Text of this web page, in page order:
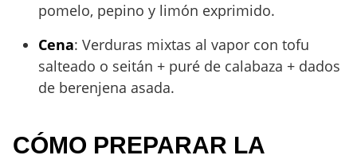
pomelo, pepino y limón exprimido.
Cena: Verduras mixtas al vapor con tofu
salteado o seitán + puré de calabaza + dados
de berenjena asada.
CÓMO PREPARAR LA